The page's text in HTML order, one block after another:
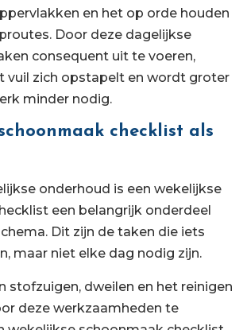
en het op orde houden
Door deze dagelijkse
consequent uit te voeren,
vuil zich opstapelt en wordt groter
minder nodig.
checklist als
onderhoud is een wekelijkse
een belangrijk onderdeel
Dit zijn de taken die iets
maar niet elke dag nodig zijn.
stofzuigen, dweilen en het reinigen
deze werkzaamheden te